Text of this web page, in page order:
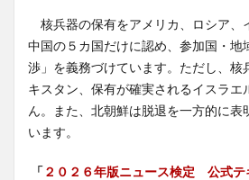
核兵器の保有をアメリカ、ロシア、
中国の５カ国だけに認め、参加国・地
渉」を義務づけています。ただし、核
キスタン、保有が確実されるイスラエ
ん。また、北朝鮮は脱退を一方的に表
います。
「２０２６年版ニュース検定 公式テ